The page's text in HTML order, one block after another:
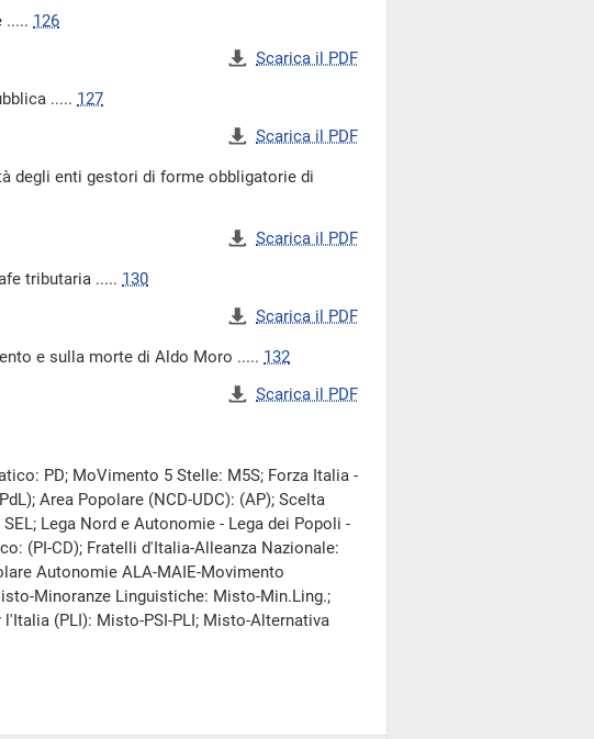
..... 126
Scarica il PDF
..... 127
Scarica il PDF
degli enti gestori di forme obbligatorie di
Scarica il PDF
tributaria ..... 130
Scarica il PDF
e sulla morte di Aldo Moro ..... 132
Scarica il PDF
PD; MoVimento 5 Stelle: M5S; Forza Italia -
Area Popolare (NCD-UDC): (AP); Scelta
Lega Nord e Autonomie - Lega dei Popoli -
(PI-CD); Fratelli d'Italia-Alleanza Nazionale:
Autonomie ALA-MAIE-Movimento
Minoranze Linguistiche: Misto-Min.Ling.;
(PLI): Misto-PSI-PLI; Misto-Alternativa